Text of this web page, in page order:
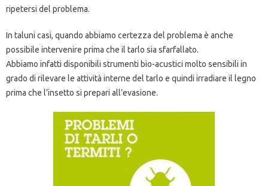
ripetersi del problema.
In taluni casi, quando abbiamo certezza del problema è anche
possibile intervenire prima che il tarlo sia sfarfallato.
Abbiamo infatti disponibili strumenti bio-acustici molto sensibili in
grado di rilevare le attività interne del tarlo e quindi irradiare il legno
prima che l’insetto si prepari all’evasione.